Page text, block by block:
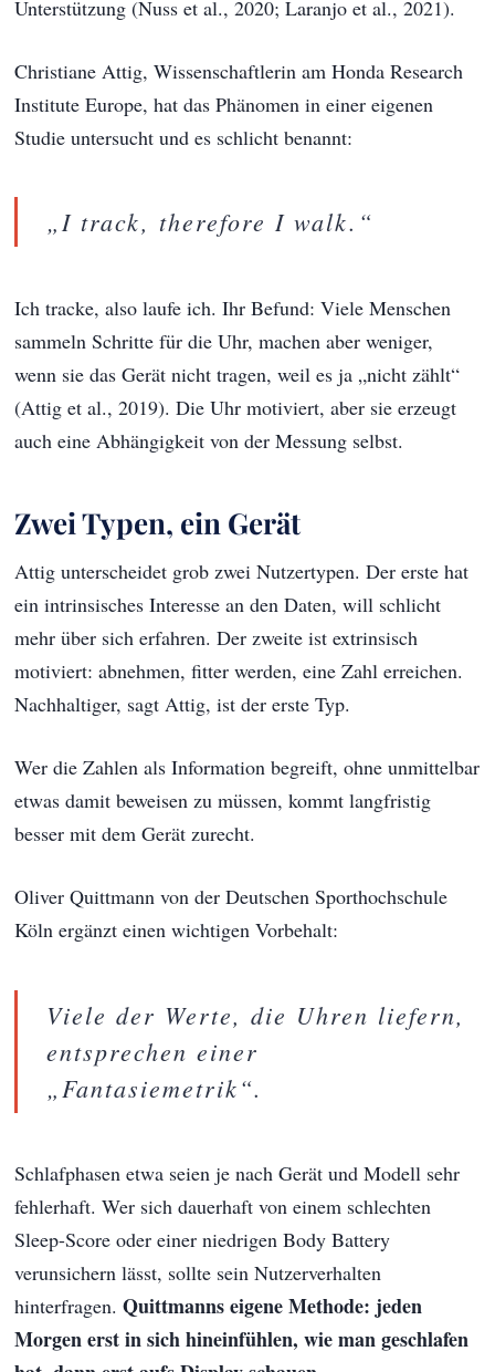
Unterstützung (Nuss et al., 2020; Laranjo et al., 2021).
Christiane Attig, Wissenschaftlerin am Honda Research
Institute Europe, hat das Phänomen in einer eigenen
Studie untersucht und es schlicht benannt:
„I track, therefore I walk.“
Ich tracke, also laufe ich. Ihr Befund: Viele Menschen
sammeln Schritte für die Uhr, machen aber weniger,
wenn sie das Gerät nicht tragen, weil es ja „nicht zählt“
(Attig et al., 2019). Die Uhr motiviert, aber sie erzeugt
auch eine Abhängigkeit von der Messung selbst.
Zwei Typen, ein Gerät
Attig unterscheidet grob zwei Nutzertypen. Der erste hat
ein intrinsisches Interesse an den Daten, will schlicht
mehr über sich erfahren. Der zweite ist extrinsisch
motiviert: abnehmen, fitter werden, eine Zahl erreichen.
Nachhaltiger, sagt Attig, ist der erste Typ.
Wer die Zahlen als Information begreift, ohne unmittelbar
etwas damit beweisen zu müssen, kommt langfristig
besser mit dem Gerät zurecht.
Oliver Quittmann von der Deutschen Sporthochschule
Köln ergänzt einen wichtigen Vorbehalt:
Viele der Werte, die Uhren liefern,
entsprechen einer
„Fantasiemetrik“.
Schlafphasen etwa seien je nach Gerät und Modell sehr
fehlerhaft. Wer sich dauerhaft von einem schlechten
Sleep-Score oder einer niedrigen Body Battery
verunsichern lässt, sollte sein Nutzerverhalten
hinterfragen.Quittmanns eigene Methode: jeden
Morgen erst in sich hineinfühlen, wie man geschlafen